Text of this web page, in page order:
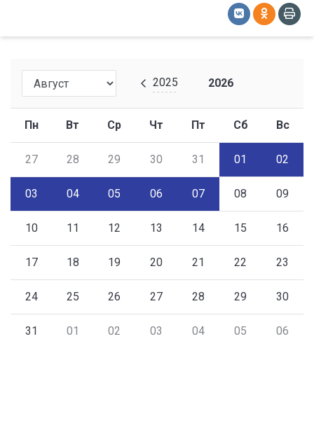
2025 2026
Пн Вт Ср Чт Пт Сб Вс
27 28 29 30 31 01 02
03 04 05 06 07 08 09
10 11 12 13 14 15 16
17 18 19 20 21 22 23
24 25 26 27 28 29 30
31 01 02 03 04 05 06